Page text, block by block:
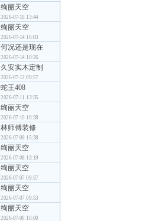
绚丽天空
2026-07-16 13:44
绚丽天空
2026-07-14 16:03
何况还是现在
2026-07-14 10:26
久安实木定制
2026-07-12 09:57
蛇王408
2026-07-11 13:35
绚丽天空
2026-07-10 10:38
林师傅装修
2026-07-09 15:38
绚丽天空
2026-07-08 13:19
绚丽天空
2026-07-07 09:57
绚丽天空
2026-07-07 09:53
绚丽天空
2026-07-06 10:00